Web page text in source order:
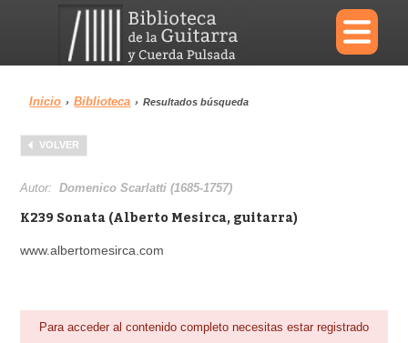
×
Menu
Biblioteca
Inicio › Biblioteca › Resultados búsqueda
VOLVER
Autor:Domenico Scarlatti (1685-1757)
K239 Sonata (Alberto Mesirca, guitarra)
www.albertomesirca.com
Para acceder al contenido completo necesitas estar registrado